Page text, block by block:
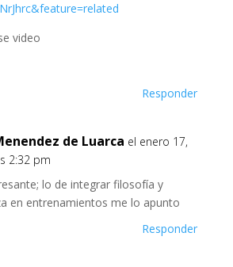
video
Responder
de Luarca el enero 17,
2:32 pm
lo de integrar filosofía y
en entrenamientos me lo apunto
Responder